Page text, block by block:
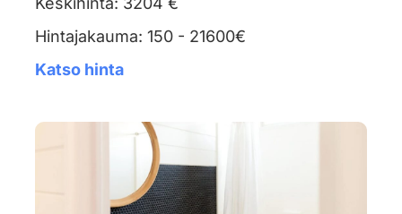
Hintajakauma: 150 - 21600€
Katso hinta